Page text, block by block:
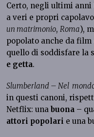
Certo, negli ultimi anni
a veri e propri
un matrimonio,Roma),
popolato anche da film
quello di soddisfare la
e getta.
Slumberland – Nel
in questi canoni,
Netflix: unabuona –
attori popolari e una